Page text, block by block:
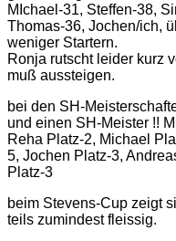
MIchael-31, Steffen-38,
Thomas-36, Jochen/ich,
weniger Startern.
Ronja rutscht leider kurz
muß aussteigen.
bei den SH-
und einen SH-Meister !!
Reha Platz-2, Michael
5, Jochen Platz-3,
Platz-3
beim Stevens-Cup zeigt
teils zumindest fleissig.